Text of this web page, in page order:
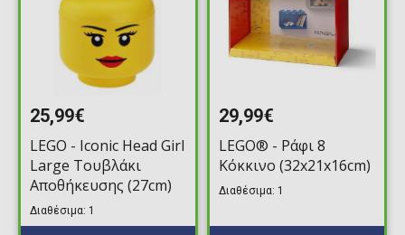
25,99€
LEGO - Iconic Head Girl
Large Τουβλάκι
Αποθήκευσης (27cm)
Διαθέσιμα: 1
29,99€
LEGO® - Ράφι 8
Κόκκινο (32x21x16cm)
Διαθέσιμα: 1